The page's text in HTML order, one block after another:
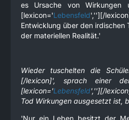
es Ursache von Wirkungen
[lexicon='Lebensfeld',''][/
Entwicklung über den irdischen
der materiellen Realität.'
Wieder tuschelten die
[/lexicon]', sprach einer
[lexicon='Lebensfeld',''][/
Tod Wirkungen ausgesetzt ist,
'Nur ein Leben besitzt der